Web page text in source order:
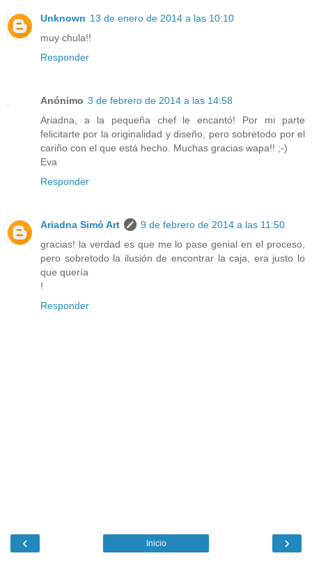
Unknown 13 de enero de 2014 a las 10:10
muy chula!!
Responder
Anónimo 3 de febrero de 2014 a las 14:58
Ariadna, a la pequeña chef le encantó! Por mi parte
felicitarte por la originalidad y diseño, pero sobretodo por el
cariño con el que está hecho. Muchas gracias wapa!! ;-)
Eva
Responder
Ariadna Simó Art
9 de febrero de 2014 a las 11:50
gracias! la verdad es que me lo pase genial en el proceso,
pero sobretodo la ilusión de encontrar la caja, era justo lo
que quería
!
Responder
‹ ›
Inicio